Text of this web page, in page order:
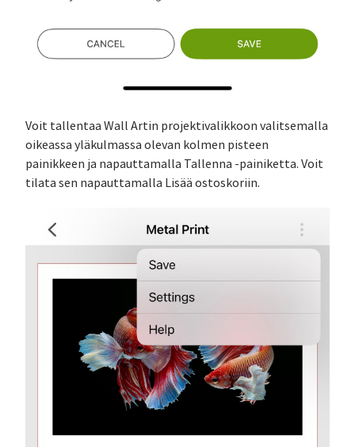
Voit tallentaa Wall Artin projektivalikkoon valitsemalla
oikeassa yläkulmassa olevan kolmen pisteen
painikkeen ja napauttamalla Tallenna -painiketta. Voit
tilata sen napauttamalla Lisää ostoskoriin.